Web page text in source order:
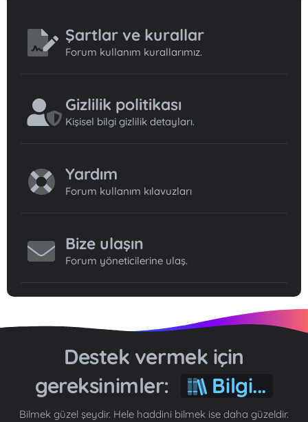
Şartlar ve kurallar
Forum kullanım kurallarımız.
Gizlilik politikası
Kişisel bilgi gizlilik detayları.
Yardım
Forum kullanım kılavuzları
Bize ulaşın
Forum yöneticilerine ulaş.
Destek vermek için
gereksinimler:
Bilgi...
Bilmek güzel şeydir. Hele haddini bilmek ise daha güzeldir.